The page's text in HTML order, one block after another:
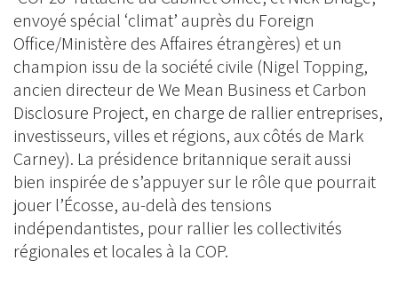
envoyé spécial ‘climat’ auprès du Foreign
Office/Ministère des Affaires étrangères) et un
champion issu de la société civile (Nigel Topping,
ancien directeur de We Mean Business et Carbon
Disclosure Project, en charge de rallier entreprises,
investisseurs, villes et régions, aux côtés de Mark
Carney). La présidence britannique serait aussi
bien inspirée de s’appuyer sur le rôle que pourrait
jouer l’Écosse, au-delà des tensions
indépendantistes, pour rallier les collectivités
régionales et locales à la COP.